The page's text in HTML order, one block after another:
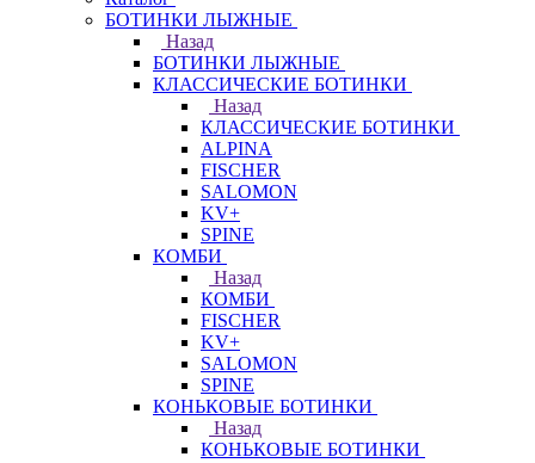
БОТИНКИ ЛЫЖНЫЕ
Назад
БОТИНКИ ЛЫЖНЫЕ
КЛАССИЧЕСКИЕ БОТИНКИ
Назад
КЛАССИЧЕСКИЕ БОТИНКИ
ALPINA
FISCHER
SALOMON
KV+
SPINE
КОМБИ
Назад
КОМБИ
FISCHER
KV+
SALOMON
SPINE
КОНЬКОВЫЕ БОТИНКИ
Назад
КОНЬКОВЫЕ БОТИНКИ